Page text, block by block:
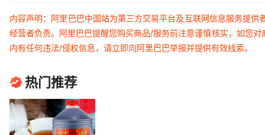
内容声明：阿里巴巴中国站为第三方交易平台及互联网信息服务提
经营者负责。阿里巴巴提醒您购买商品/服务前注意谨慎核实，如您
内有任何违法/侵权信息，请立即向阿里巴巴举报并提供有效线索。
热门推荐